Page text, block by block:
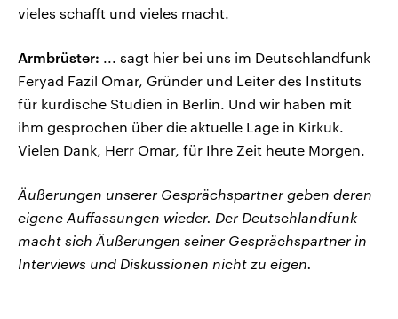
vieles schafft und vieles macht.
Armbrüster: ... sagt hier bei uns im Deutschlandfunk
Feryad Fazil Omar, Gründer und Leiter des Instituts
für kurdische Studien in Berlin. Und wir haben mit
ihm gesprochen über die aktuelle Lage in Kirkuk.
Vielen Dank, Herr Omar, für Ihre Zeit heute Morgen.
Äußerungen unserer Gesprächspartner geben deren
eigene Auffassungen wieder. Der Deutschlandfunk
macht sich Äußerungen seiner Gesprächspartner in
Interviews und Diskussionen nicht zu eigen.